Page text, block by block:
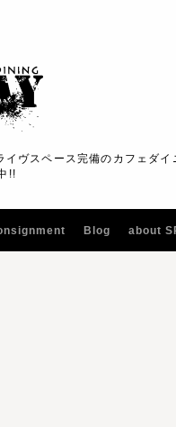
ヴスペース完備のカフェダイ
!!
Blog about